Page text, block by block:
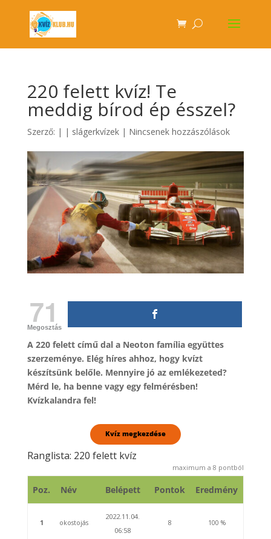
220 felett kvíz! Te
meddig bírod ép ésszel?
Szerző: | | slágerkvízek| Nincsenek hozzászólások
71
Megosztás
A 220 felett című dal a Neoton família együttes
szerzeménye. Elég híres ahhoz, hogy kvízt
készítsünk belőle. Mennyire jó az emlékezeted?
Mérd le, ha benne vagy egy felmérésben!
Kvízkalandra fel!
Ranglista: 220 felett kvíz
maximum a 8 pontból
Poz. Név Belépett Pontok Eredmény
1 okostojás
2022.11.04.
06:58
8 100 %